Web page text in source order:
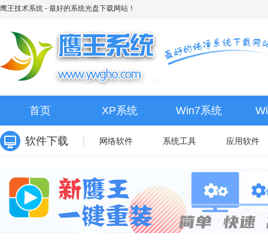
鹰王技术系统 - 最好的系统光盘下载网站！
首页 XP系统 Win7系统
软件下载 网络软件 系统工具 应用软件